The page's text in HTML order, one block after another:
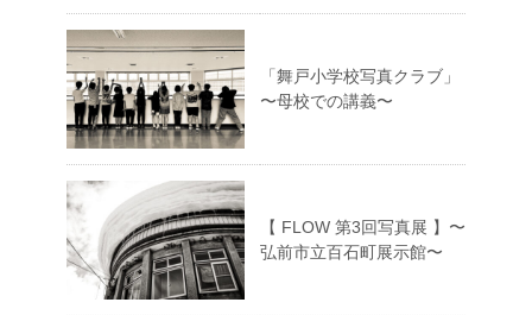
「舞戸小学校写真クラブ」
〜母校での講義〜
【 FLOW 第3回写真展 】〜
弘前市立百石町展示館〜